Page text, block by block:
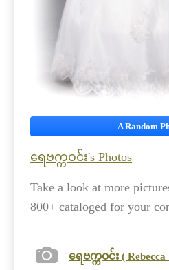
A Random
ရေဗက္ကဝင်း's Photos
Take a look at more
800+ cataloged for your
ရေဗက္ကဝင်း ( Rebecca